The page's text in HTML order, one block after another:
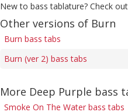
New to bass tablature? Check
Other versions of Burn
Burn bass tabs
Burn (ver 2) bass tabs
More Deep Purple bass
Smoke On The Water bass tabs